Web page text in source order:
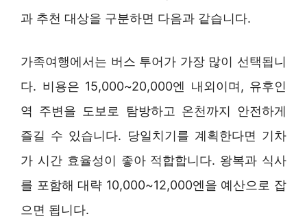
과 추천 대상을 구분하면 다음과 같습니다.
가족여행에서는 버스 투어가 가장 많이 선택됩니
다. 비용은 15,000~20,000엔 내외이며, 유후인
역 주변을 도보로 탐방하고 온천까지 안전하게
즐길 수 있습니다. 당일치기를 계획한다면 기차
가 시간 효율성이 좋아 적합합니다. 왕복과 식사
를 포함해 대략 10,000~12,000엔을 예산으로 잡
으면 됩니다.